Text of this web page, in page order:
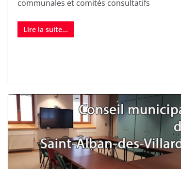
communales et comités consultatifs
Lire la suite...